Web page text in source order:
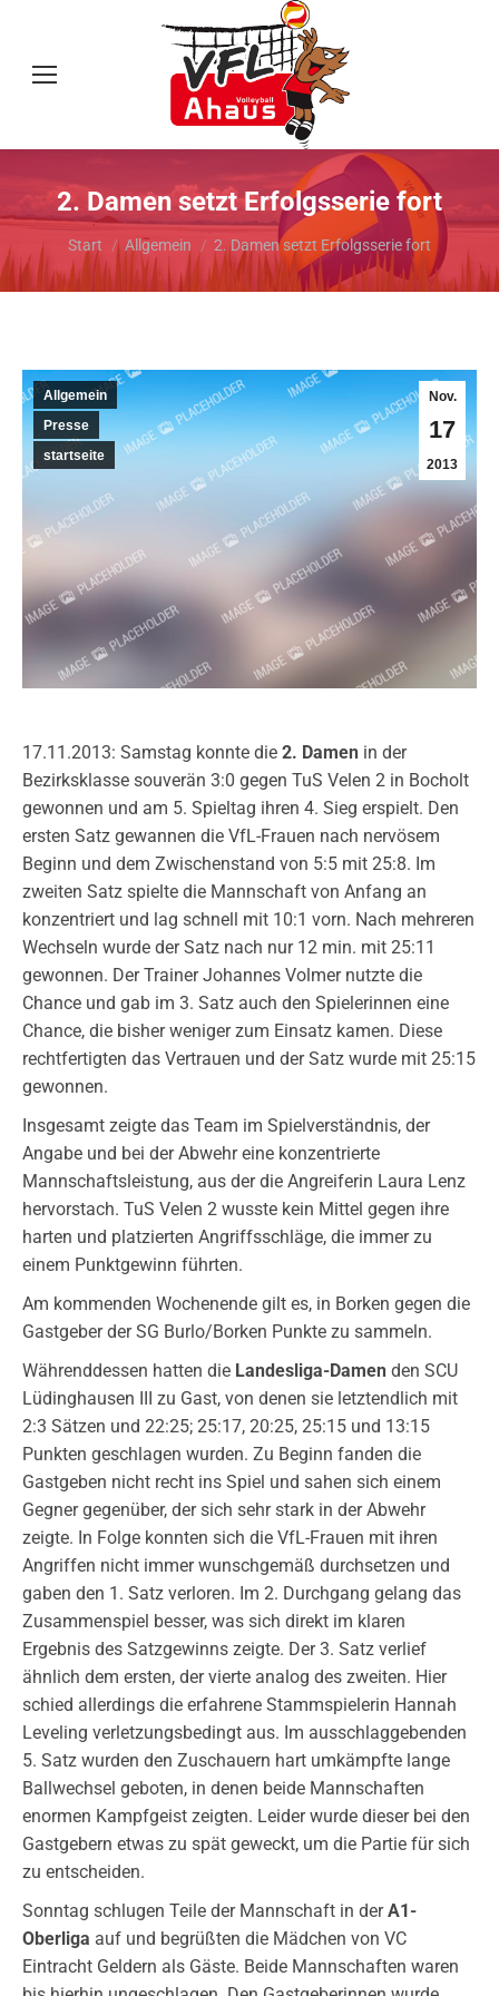
2. Damen setzt Erfolgsserie fort
Sie befinden sich hier:
Start Allgemein 2. Damen setzt Erfolgsserie fort
Nov.
17
2013
Allgemein
Presse
startseite
17.11.2013: Samstag konnte die 2. Damen in der
Bezirksklasse souverän 3:0 gegen TuS Velen 2 in Bocholt
gewonnen und am 5. Spieltag ihren 4. Sieg erspielt. Den
ersten Satz gewannen die VfL-Frauen nach nervösem
Beginn und dem Zwischenstand von 5:5 mit 25:8. Im
zweiten Satz spielte die Mannschaft von Anfang an
konzentriert und lag schnell mit 10:1 vorn. Nach mehreren
Wechseln wurde der Satz nach nur 12 min. mit 25:11
gewonnen. Der Trainer Johannes Volmer nutzte die
Chance und gab im 3. Satz auch den Spielerinnen eine
Chance, die bisher weniger zum Einsatz kamen. Diese
rechtfertigten das Vertrauen und der Satz wurde mit 25:15
gewonnen.
Insgesamt zeigte das Team im Spielverständnis, der
Angabe und bei der Abwehr eine konzentrierte
Mannschaftsleistung, aus der die Angreiferin Laura Lenz
hervorstach. TuS Velen 2 wusste kein Mittel gegen ihre
harten und platzierten Angriffsschläge, die immer zu
einem Punktgewinn führten.
Am kommenden Wochenende gilt es, in Borken gegen die
Gastgeber der SG Burlo/Borken Punkte zu sammeln.
Währenddessen hatten die Landesliga-Damen den SCU
Lüdinghausen III zu Gast, von denen sie letztendlich mit
2:3 Sätzen und 22:25; 25:17, 20:25, 25:15 und 13:15
Punkten geschlagen wurden. Zu Beginn fanden die
Gastgeben nicht recht ins Spiel und sahen sich einem
Gegner gegenüber, der sich sehr stark in der Abwehr
zeigte. In Folge konnten sich die VfL-Frauen mit ihren
Angriffen nicht immer wunschgemäß durchsetzen und
gaben den 1. Satz verloren. Im 2. Durchgang gelang das
Zusammenspiel besser, was sich direkt im klaren
Ergebnis des Satzgewinns zeigte. Der 3. Satz verlief
ähnlich dem ersten, der vierte analog des zweiten. Hier
schied allerdings die erfahrene Stammspielerin Hannah
Leveling verletzungsbedingt aus. Im ausschlaggebenden
5. Satz wurden den Zuschauern hart umkämpfte lange
Ballwechsel geboten, in denen beide Mannschaften
enormen Kampfgeist zeigten. Leider wurde dieser bei den
Gastgebern etwas zu spät geweckt, um die Partie für sich
zu entscheiden.
Sonntag schlugen Teile der Mannschaft in derA1-
Oberliga auf und begrüßten die Mädchen von VC
Eintracht Geldern als Gäste. Beide Mannschaften waren